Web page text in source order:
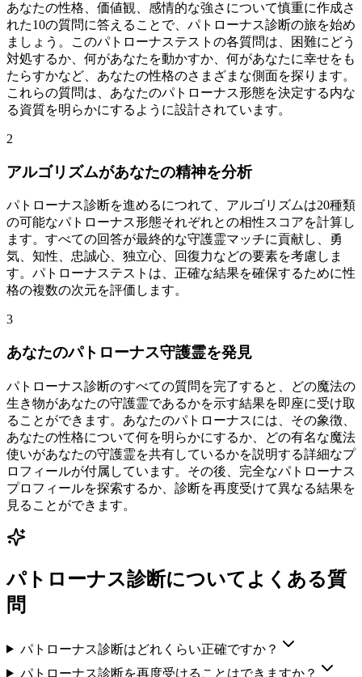
あなたの性格、価値観、感情的な強さについて慎重に作成さ
れた10の質問に答えることで、パトローナス診断の旅を始め
ましょう。このパトローナステストの各質問は、困難にどう
対処するか、何があなたを動かすか、何があなたに幸せをも
たらすかなど、あなたの性格のさまざまな側面を探ります。
これらの質問は、あなたのパトローナス形態を決定する内な
る資質を明らかにするように設計されています。
2
アルゴリズムがあなたの精神を分析
パトローナス診断を進めるにつれて、アルゴリズムは20種類
の可能なパトローナス形態それぞれとの相性スコアを計算し
ます。すべての回答が最終的な守護霊マッチに貢献し、勇
気、知性、忠誠心、独立心、回復力などの要素を考慮しま
す。パトローナステストは、正確な結果を確保するために性
格の複数の次元を評価します。
3
あなたのパトローナス守護霊を発見
パトローナス診断のすべての質問を完了すると、どの魔法の
生き物があなたの守護霊であるかを示す結果を即座に受け取
ることができます。あなたのパトローナスには、その象徴、
あなたの性格について何を明らかにするか、どの有名な魔法
使いがあなたの守護霊を共有しているかを説明する詳細なプ
ロフィールが付属しています。その後、完全なパトローナス
プロフィールを探索するか、診断を再度受けて異なる結果を
見ることができます。
パトローナス診断についてよくある質
問
パトローナス診断はどれくらい正確ですか？
パトローナス診断を再度受けることはできますか？